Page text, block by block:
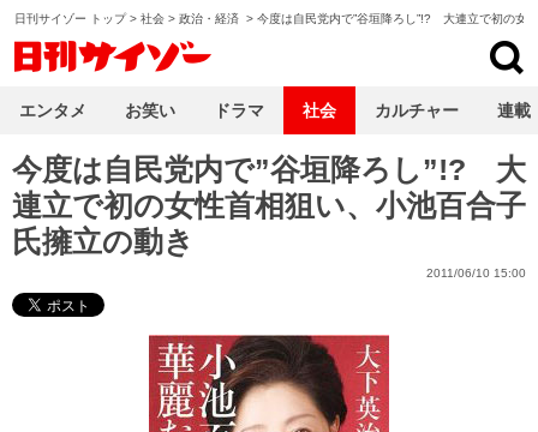
日刊サイゾー トップ> 社会 > 政治・経済 > 今度は自民党内で”谷垣降ろし”!? 大連立で初の女
今度は自民党内で”谷垣降ろし”!? 大
連立で初の女性首相狙い、小池百合子
氏擁立の動き
2011/06/10 15:00
エンタメ お笑い ドラマ 社会 カルチャー 連載